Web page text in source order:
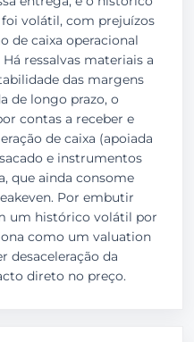
foi volátil, com prejuízos
de caixa operacional
ressalvas materiais a
das margens
de longo prazo, o
contas a receber e
de caixa (apoiada
e instrumentos
que ainda consome
Por embutir
um histórico volátil por
como um valuation
desaceleração da
direto no preço.